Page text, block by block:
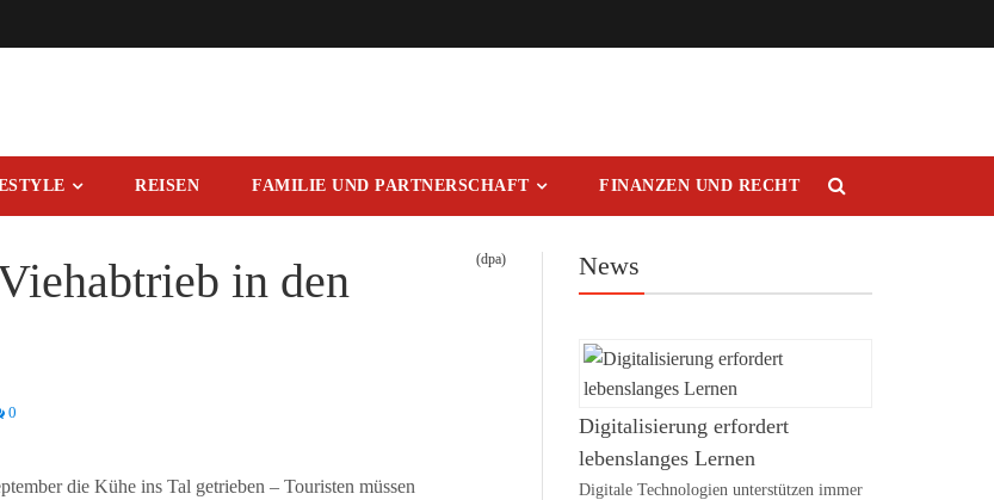
REISEN FAMILIE UND PARTNERSCHAFT FINANZEN UND RECHT
in den
(dpa)
0
die Kühe ins Tal getrieben – Touristen müssen
News
Digitalisierung erfordert
lebenslanges Lernen
Digitale Technologien unterstützen immer